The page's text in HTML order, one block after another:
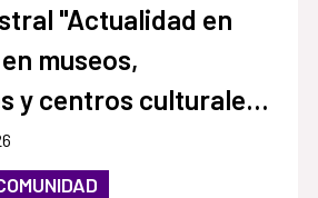
"Actualidad en
museos,
y centros culturales.
más accesible e